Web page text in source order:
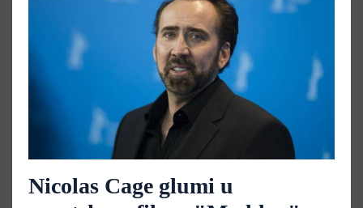
Nicolas Cage glumi u